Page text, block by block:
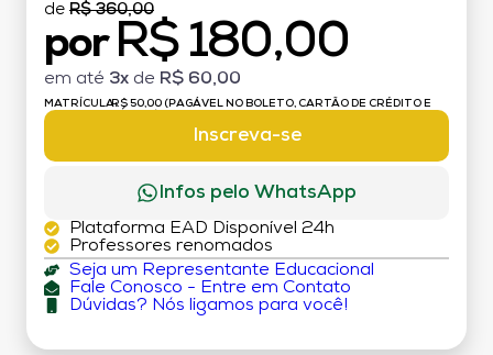
de R$ 360,00
por R$ 180,00
em até 3x de R$ 60,00
MATRÍCULA:R$ 50,00 (PAGÁVEL NO BOLETO, CARTÃO DE CRÉDITO E
Inscreva-se
Infos pelo WhatsApp
Plataforma EAD Disponível 24h
Professores renomados
Seja um Representante Educacional
Fale Conosco - Entre em Contato
Dúvidas? Nós ligamos para você!